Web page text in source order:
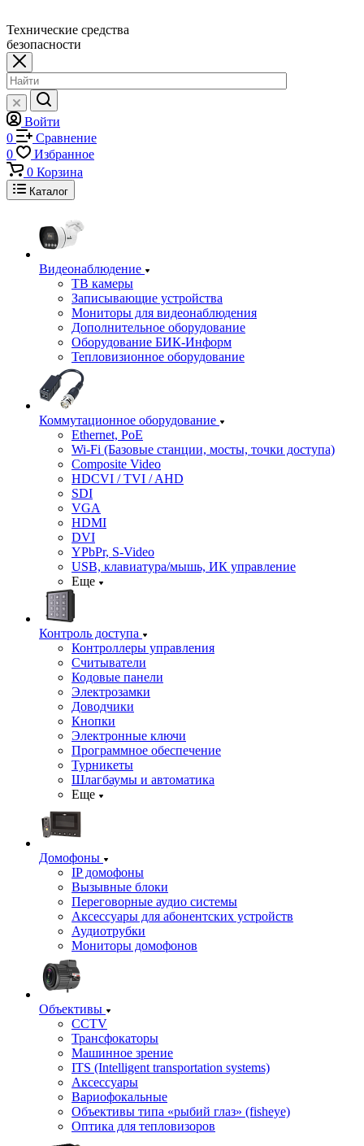
Технические средства
безопасности
Войти
0
Сравнение
0
Избранное
0 Корзина
Каталог
Видеонаблюдение
ТВ камеры
Записывающие устройства
Мониторы для видеонаблюдения
Дополнительное оборудование
Оборудование БИК-Информ
Тепловизионное оборудование
Коммутационное оборудование
Ethernet, PoE
Wi-Fi (Базовые станции, мосты, точки доступа)
Composite Video
HDCVI / TVI / AHD
SDI
VGA
HDMI
DVI
YPbPr, S-Video
USB, клавиатура/мышь, ИК управление
Еще
Контроль доступа
Контроллеры управления
Считыватели
Кодовые панели
Электрозамки
Доводчики
Кнопки
Электронные ключи
Программное обеспечение
Турникеты
Шлагбаумы и автоматика
Еще
Домофоны
IP домофоны
Вызывные блоки
Переговорные аудио системы
Аксессуары для абонентских устройств
Аудиотрубки
Мониторы домофонов
Объективы
CCTV
Трансфокаторы
Машинное зрение
ITS (Intelligent transportation systems)
Аксессуары
Вариофокальные
Объективы типа «рыбий глаз» (fisheye)
Оптика для тепловизоров